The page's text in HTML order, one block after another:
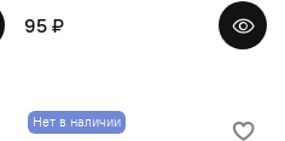
95 ₽
Нет в наличии